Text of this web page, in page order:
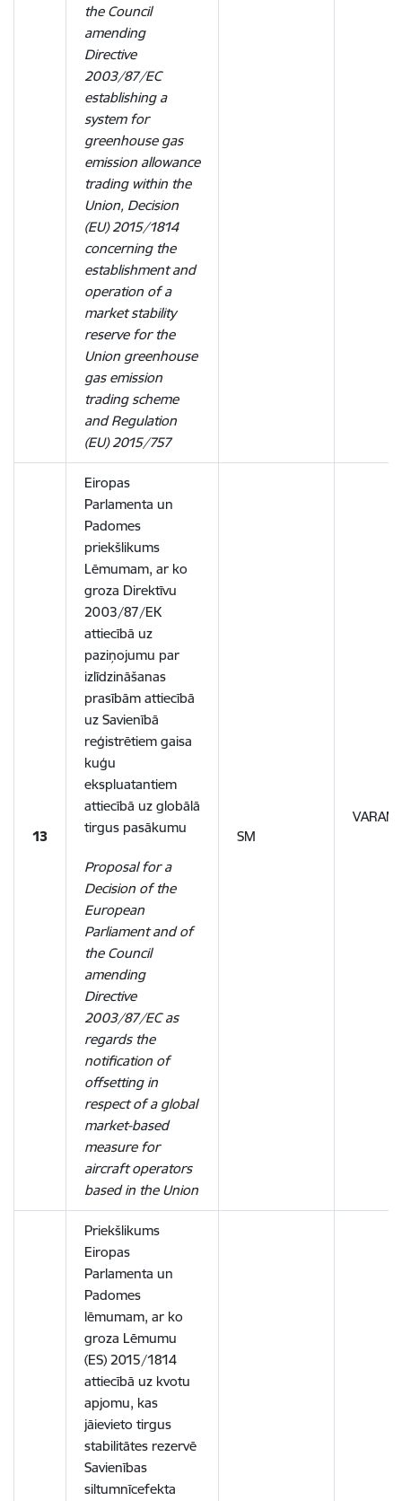
the Council
amending
Directive
2003/87/EC
establishing a
system for
greenhouse gas
emission allowance
trading within the
Union, Decision
(EU) 2015/1814
concerning the
establishment and
operation of a
market stability
reserve for the
Union greenhouse
gas emission
trading scheme
and Regulation
(EU) 2015/757
13
Eiropas
Parlamenta un
Padomes
priekšlikums
Lēmumam, ar ko
groza Direktīvu
2003/87/EK
attiecībā uz
paziņojumu par
izlīdzināšanas
prasībām attiecībā
uz Savienībā
reģistrētiem gaisa
kuģu
ekspluatantiem
attiecībā uz globālā
tirgus pasākumu
Proposal for a
Decision of the
European
Parliament and of
the Council
amending
Directive
2003/87/EC as
regards the
notification of
offsetting in
respect of a global
market-based
measure for
aircraft operators
based in the Union
SM
Priekšlikums
Eiropas
Parlamenta un
Padomes
lēmumam, ar ko
groza Lēmumu
(ES) 2015/1814
attiecībā uz kvotu
apjomu, kas
jāievieto tirgus
stabilitātes rezervē
Savienības
siltumnīcefekta